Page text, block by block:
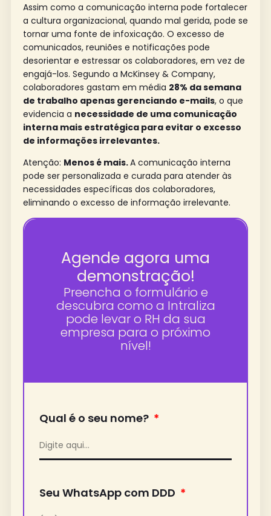
Assim como a comunicação interna pode fortalecer
a cultura organizacional, quando mal gerida, pode se
tornar uma fonte de infoxicação. O excesso de
comunicados, reuniões e notificações pode
desorientar e estressar os colaboradores, em vez de
engajá-los. Segundo a McKinsey & Company,
colaboradores gastam em média 28% da semana
de trabalho apenas gerenciando e-mails, o que
evidencia a necessidade de uma comunicação
interna mais estratégica para evitar o excesso
de informações irrelevantes.
Atenção: Menos é mais.A comunicação interna
pode ser personalizada e curada para atender às
necessidades específicas dos colaboradores,
eliminando o excesso de informação irrelevante.
Agende agora uma
demonstração!
Preencha o formulário e
descubra como a Intraliza
pode levar o RH da sua
empresa para o próximo
nível!
Qual é o seu nome?
Seu WhatsApp com DDD